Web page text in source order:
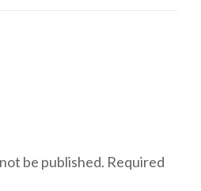
be published. Required